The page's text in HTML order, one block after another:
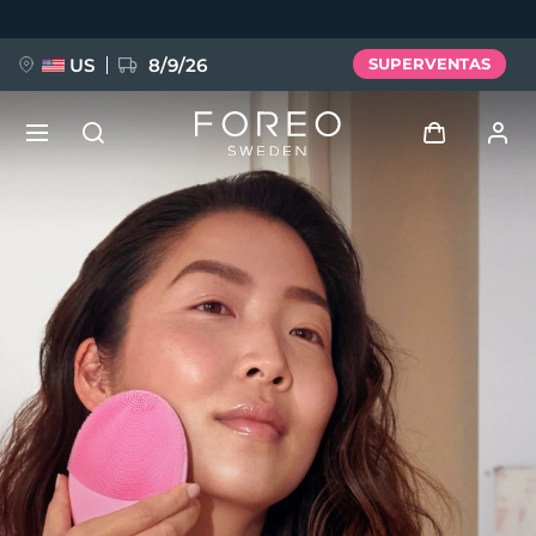
US 8/9/26 SUPERVENTAS
Perfil de usuario
Mis dispositivos
Mis pedidos
Mis direcciones
Mis suscripciones
NUEVO
FAQ™ Pure Beauty-Tech Elixir
BREAKING NEWS
issa™ Teeth Whitening Set
Idioma
English Deutsch
Español
Français
Italiano
Português
Polski
Svenska
Русский
Türkçe
简体中文 繁體中文